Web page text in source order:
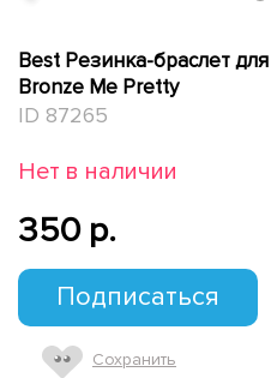
Best Резинка-браслет
Bronze Me Pretty
ID 87265
Нет в наличии
350 p.
Подписаться
Сохранить